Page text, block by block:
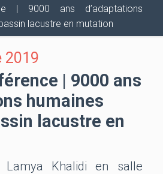
| 9000 ans d’adaptations
lacustre en mutation
2019
| 9000 ans
humaines
lacustre en
Lamya Khalidi en salle